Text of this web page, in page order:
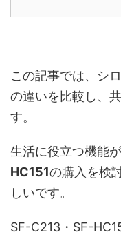
この記事では、シ
の違いを比較し、
す。
生活に役立つ機能
HC151の購入を検
しいです。
SF-C213・SF-